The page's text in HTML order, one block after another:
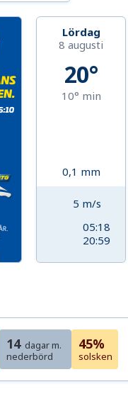
Lördag
8 augusti
20°
10° min
0,1 mm
5 m/s
05:18
20:59
14 dagar m.
nederbörd
45%
solsken